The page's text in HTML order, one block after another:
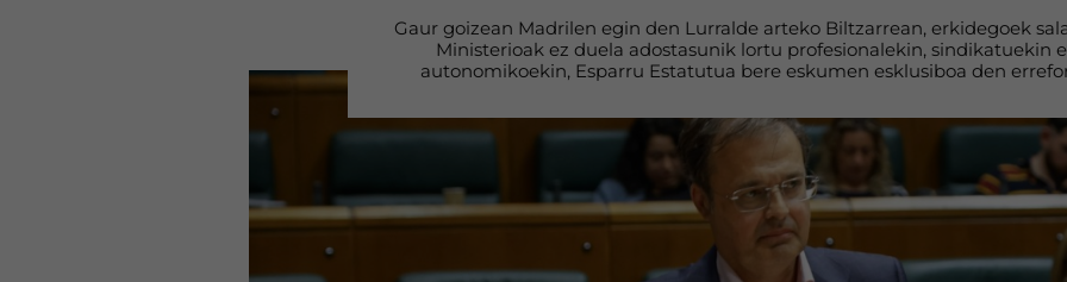
Gaur goizean Madrilen egin den Lurralde arteko Biltzarrean, erkidegoek
Ministerioak ez duela adostasunik lortu profesionalekin, sindikatuekin
autonomikoekin, Esparru Estatutua bere eskumen esklusiboa den